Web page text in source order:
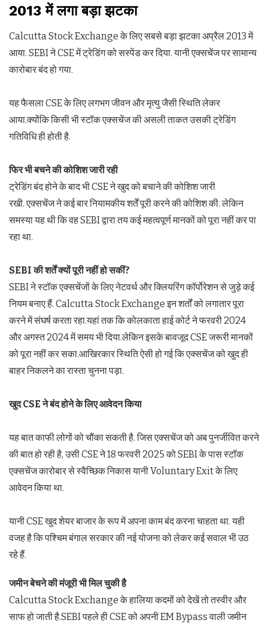
2013 में लगा बड़ा झटका
Calcutta Stock Exchange के लिए सबसे बड़ा झटका अप्रैल 2013 में
आया. SEBI ने CSE में ट्रेडिंग को सस्पेंड कर दिया. यानी एक्सचेंज पर सामान्य
कारोबार बंद हो गया.
यह फैसला CSE के लिए लगभग जीवन और मृत्यु जैसी स्थिति लेकर
आया.क्योंकि किसी भी स्टॉक एक्सचेंज की असली ताकत उसकी ट्रेडिंग
गतिविधि ही होती है.
फिर भी बचने की कोशिश जारी रही
ट्रेडिंग बंद होने के बाद भी CSE ने खुद को बचाने की कोशिश जारी
रखी. एक्सचेंज ने कई बार नियामकीय शर्तें पूरी करने की कोशिश की. लेकिन
समस्या यह थी कि वह SEBI द्वारा तय कई महत्वपूर्ण मानकों को पूरा नहीं कर पा
रहा था.
SEBI की शर्तें क्यों पूरी नहीं हो सकीं?
SEBI ने स्टॉक एक्सचेंजों के लिए नेटवर्थ और क्लियरिंग कॉर्पोरेशन से जुड़े कई
नियम बनाए हैं. Calcutta Stock Exchange इन शर्तों को लगातार पूरा
करने में संघर्ष करता रहा.यहां तक कि कोलकाता हाई कोर्ट ने फरवरी 2024
और अगस्त 2024 में समय भी दिया.लेकिन इसके बावजूद CSE जरूरी मानकों
को पूरा नहीं कर सका.आखिरकार स्थिति ऐसी हो गई कि एक्सचेंज को खुद ही
बाहर निकलने का रास्ता चुनना पड़ा.
खुद CSE ने बंद होने के लिए आवेदन किया
यह बात काफी लोगों को चौंका सकती है. जिस एक्सचेंज को अब पुनर्जीवित करने
की बात हो रही है, उसी CSE ने 18 फरवरी 2025 को SEBI के पास स्टॉक
एक्सचेंज कारोबार से स्वैच्छिक निकास यानी Voluntary Exit के लिए
आवेदन किया था.
यानी CSE खुद शेयर बाजार के रूप में अपना काम बंद करना चाहता था. यही
वजह है कि पश्चिम बंगाल सरकार की नई योजना को लेकर कई सवाल भी उठ
रहे हैं.
जमीन बेचने की मंजूरी भी मिल चुकी है
Calcutta Stock Exchange के हालिया कदमों को देखें तो तस्वीर और
साफ हो जाती है.SEBI पहले ही CSE को अपनी EM Bypass वाली जमीन